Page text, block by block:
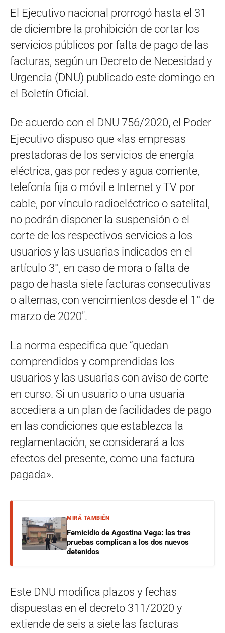
El Ejecutivo nacional prorrogó hasta el 31
de diciembre la prohibición de cortar los
servicios públicos por falta de pago de las
facturas, según un Decreto de Necesidad y
Urgencia (DNU) publicado este domingo en
el Boletín Oficial.
De acuerdo con el DNU 756/2020, el Poder
Ejecutivo dispuso que «las empresas
prestadoras de los servicios de energía
eléctrica, gas por redes y agua corriente,
telefonía fija o móvil e Internet y TV por
cable, por vínculo radioeléctrico o satelital,
no podrán disponer la suspensión o el
corte de los respectivos servicios a los
usuarios y las usuarias indicados en el
artículo 3°, en caso de mora o falta de
pago de hasta siete facturas consecutivas
o alternas, con vencimientos desde el 1° de
marzo de 2020″.
La norma especifica que “quedan
comprendidos y comprendidas los
usuarios y las usuarias con aviso de corte
en curso. Si un usuario o una usuaria
accediera a un plan de facilidades de pago
en las condiciones que establezca la
reglamentación, se considerará a los
efectos del presente, como una factura
pagada».
MIRÁ TAMBIÉN
Femicidio de Agostina Vega: las tres
pruebas complican a los dos nuevos
detenidos
Este DNU modifica plazos y fechas
dispuestas en el decreto 311/2020 y
extiende de seis a siete las facturas